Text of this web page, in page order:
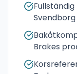
Brakes